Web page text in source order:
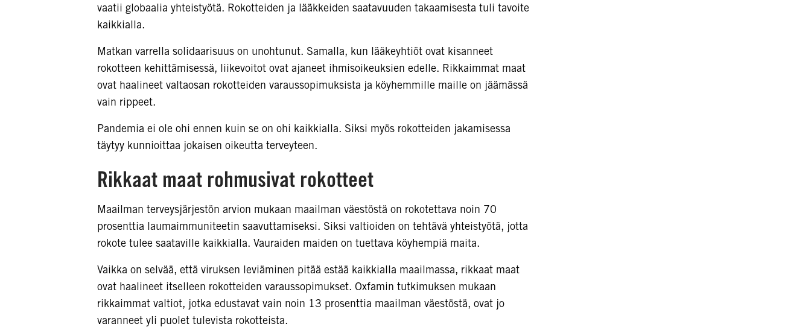
vaatii globaalia yhteistyötä. Rokotteiden ja lääkkeiden saatavuuden takaamisesta tuli tavoite
kaikkialla.
Matkan varrella solidaarisuus on unohtunut. Samalla, kun lääkeyhtiöt ovat kisanneet
rokotteen kehittämisessä, liikevoitot ovat ajaneet ihmisoikeuksien edelle. Rikkaimmat maat
ovat haalineet valtaosan rokotteiden varaussopimuksista ja köyhemmille maille on jäämässä
vain rippeet.
Pandemia ei ole ohi ennen kuin se on ohi kaikkialla. Siksi myös rokotteiden jakamisessa
täytyy kunnioittaa jokaisen oikeutta terveyteen.
Rikkaat maat rohmusivat rokotteet
Maailman terveysjärjestön arvion mukaan maailman väestöstä on rokotettava noin 70
prosenttia laumaimmuniteetin saavuttamiseksi. Siksi valtioiden on tehtävä yhteistyötä, jotta
rokote tulee saataville kaikkialla. Vauraiden maiden on tuettava köyhempiä maita.
Vaikka on selvää, että viruksen leviäminen pitää estää kaikkialla maailmassa, rikkaat maat
ovat haalineet itselleen rokotteiden varaussopimukset. Oxfamin tutkimuksen mukaan
rikkaimmat valtiot, jotka edustavat vain noin 13 prosenttia maailman väestöstä, ovat jo
varanneet yli puolet tulevista rokotteista.